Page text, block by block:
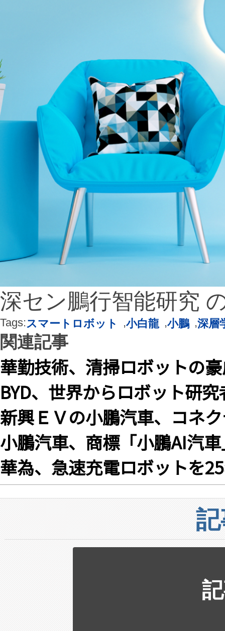
深セン鵬行智能研究
Tags:スマートロボット ,小白龍 ,小鵬 ,深層
関連記事
華勤技術、清掃ロボットの
BYD、世界からロボット研
新興ＥＶの小鵬汽車、コネ
小鵬汽車、商標「小鵬AI汽
華為、急速充電ロボットを